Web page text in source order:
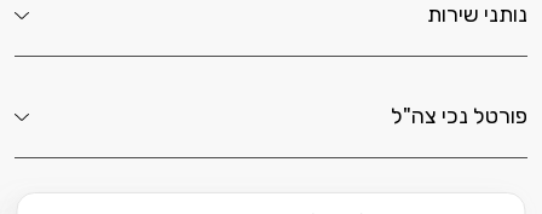
נותני שירות
פורטל נכי צה"ל